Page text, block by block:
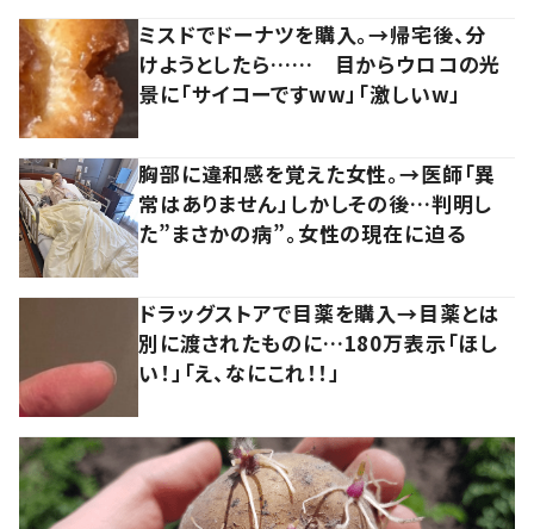
ミスドでドーナツを購入。→帰宅後、分
けようとしたら…… 目からウロコの光
景に「サイコーですww」「激しいw」
胸部に違和感を覚えた女性。→医師「異
常はありません」しかしその後…判明し
た”まさかの病”。女性の現在に迫る
ドラッグストアで目薬を購入→目薬とは
別に渡されたものに…180万表示「ほし
い！」「え、なにこれ！！」